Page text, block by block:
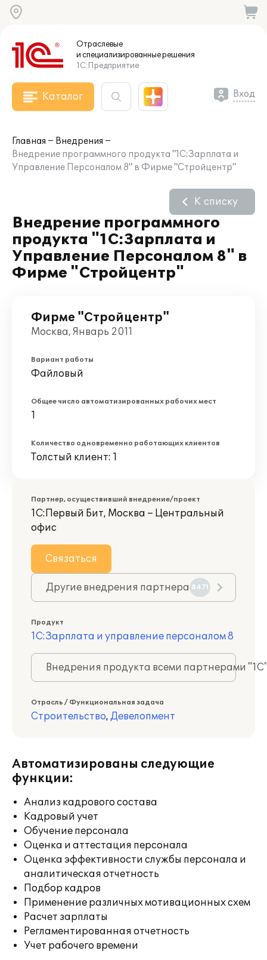
Отраслевые
и специализированныерешения
1С:Предприятие
Каталог Вход
Главная
Внедрения
Внедрение программного продукта "1С:Зарплата и
Управление Персоналом 8" в Фирме "Стройцентр"
Внедрение программного
продукта "1С:Зарплата и
Управление Персоналом 8" в
Фирме "Стройцентр"
К списку
Фирме "Стройцентр"
Москва, Январь 2011
Вариант работы
Файловый
Общее число автоматизированных рабочих мест
1
Количество одновременно работающих клиентов
Толстый клиент: 1
Партнер, осуществивший внедрение/проект
1С:Первый Бит, Москва – Центральный
офис
Связаться
Другие внедрения партнера 8471
Продукт
1С:Зарплата и управление персоналом 8
Внедрения продукта всеми партнерами
Отрасль / Функциональная задача
Строительство, Девелопмент
Автоматизированы следующие
функции:
Анализ кадрового состава
Кадровый учет
Обучение персонала
Оценка и аттестация персонала
Оценка эффективности службы персонала и
аналитическая отчетность
Подбор кадров
Применение различных мотивационных схем
Расчет зарплаты
Регламентированная отчетность
Учет рабочего времени